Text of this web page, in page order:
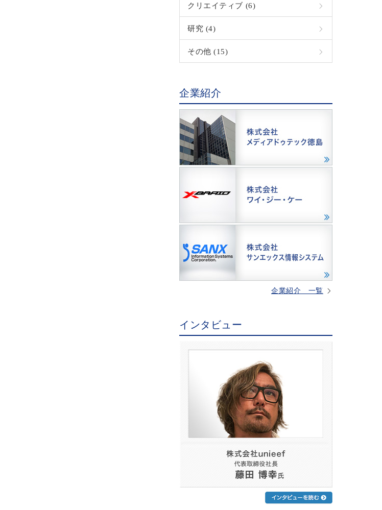
クリエイティブ (6)
研究 (4)
その他 (15)
企業紹介
企業紹介 一覧
インタビュー